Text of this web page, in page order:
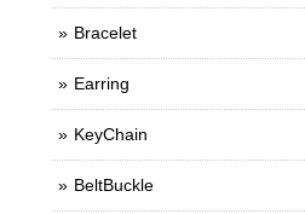
Bracelet
Earring
KeyChain
BeltBuckle